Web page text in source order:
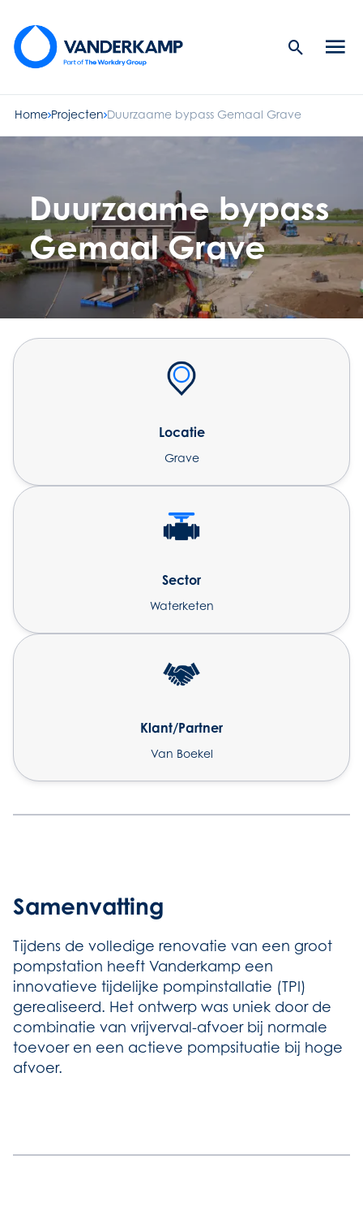
Search
Home Projecten Duurzaame bypass Gemaal Grave
Duurzaame bypass
Gemaal Grave
Locatie
Grave
Sector
Waterketen
Klant/Partner
Van Boekel
Samenvatting
Tijdens de volledige renovatie van een groot
pompstation heeft Vanderkamp een
innovatieve tijdelijke pompinstallatie (TPI)
gerealiseerd. Het ontwerp was uniek door de
combinatie van vrijverval-afvoer bij normale
toevoer en een actieve pompsituatie bij hoge
afvoer.